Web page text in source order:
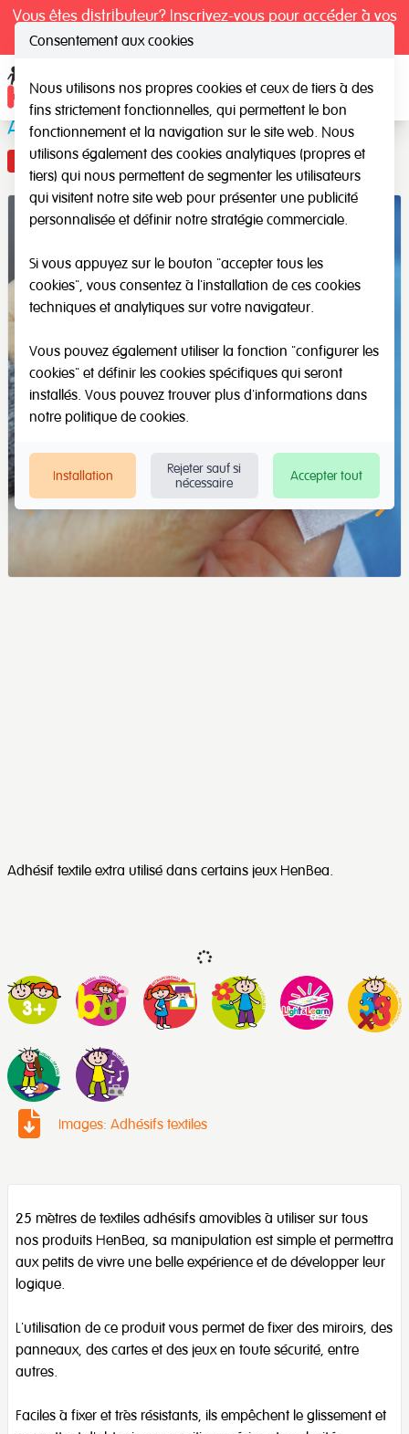
Vous êtes distributeur? Inscrivez-vous pour accéder à vos
tarifs exclusifs.
Adhésifs textiles
Nouveauté
Adhésif textile extra utilisé dans certains jeux HenBea.
Images: Adhésifs textiles
25 mètres de textiles adhésifs amovibles à utiliser sur tous
nos produits HenBea, sa manipulation est simple et permettra
aux petits de vivre une belle expérience et de développer leur
logique.
L'utilisation de ce produit vous permet de fixer des miroirs, des
panneaux, des cartes et des jeux en toute sécurité, entre
autres.
Faciles à fixer et très résistants, ils empêchent le glissement et
Consentement aux cookies
Nous utilisons nos propres cookies et ceux de tiers à des
fins strictement fonctionnelles, qui permettent le bon
fonctionnement et la navigation sur le site web. Nous
utilisons également des cookies analytiques (propres et
tiers) qui nous permettent de segmenter les utilisateurs
qui visitent notre site web pour présenter une publicité
personnalisée et définir notre stratégie commerciale.
Si vous appuyez sur le bouton "accepter tous les
cookies", vous consentez à l'installation de ces cookies
techniques et analytiques sur votre navigateur.
Vous pouvez également utiliser la fonction "configurer les
cookies" et définir les cookies spécifiques qui seront
installés. Vous pouvez trouver plus d'informations dans
notre politique de cookies.
Installation
Rejeter sauf si
nécessaire
Accepter tout